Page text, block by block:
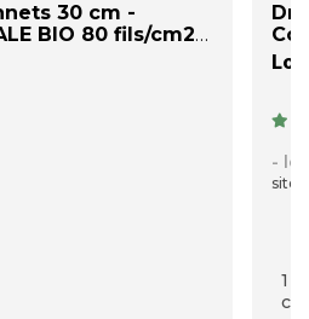
30 cm -
BIO 80 fils/cm2
- le
site
1